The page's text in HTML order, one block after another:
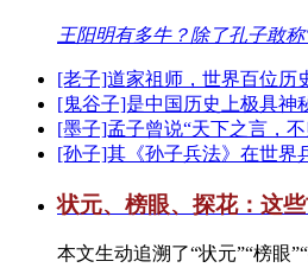
王阳明有多牛？除了孔子敢
[老子]道家祖师，世界百位历
[鬼谷子]是中国历史上极具神
[墨子]孟子曾说“天下之言，
[孙子]其《孙子兵法》在世界
状元、榜眼、探花：这
本文生动追溯了“状元”“榜眼